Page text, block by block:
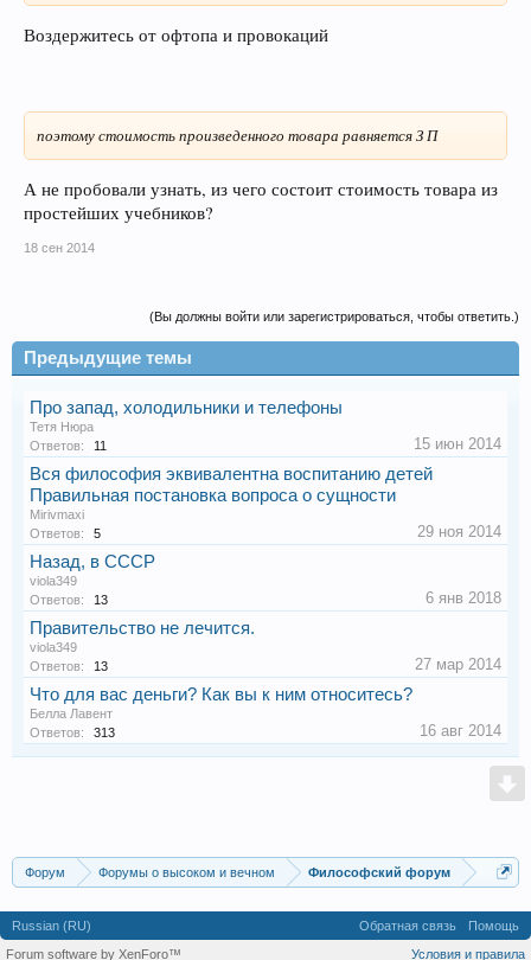
Воздержитесь от офтопа и провокаций
поэтому стоимость произведенного товара равняется З П
А не пробовали узнать, из чего состоит стоимость товара из
простейших учебников?
18 сен 2014
(Вы должны войти или зарегистрироваться, чтобы ответить.)
Предыдущие темы
Про запад, холодильники и телефоны
Тетя Нюра
Ответов:
11 15 июн 2014
Вся философия эквивалентна воспитанию детей
Правильная постановка вопроса о сущности
Mirivmaxi
Ответов:
5 29 ноя 2014
Назад, в СССР
viola349
Ответов:
13 6 янв 2018
Правительство не лечится.
viola349
Ответов:
13 27 мар 2014
Что для вас деньги? Как вы к ним относитесь?
Белла Лавент
Ответов:
313 16 авг 2014
Форум Форумы о высоком и вечном Философский форум
Russian (RU) Обратная связь
Помощь
Условия и правила
Forum software by XenForo™